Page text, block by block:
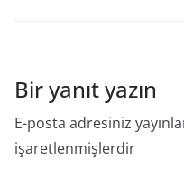
Bir yanıt yazın
E-posta adresiniz
işaretlenmişlerdir